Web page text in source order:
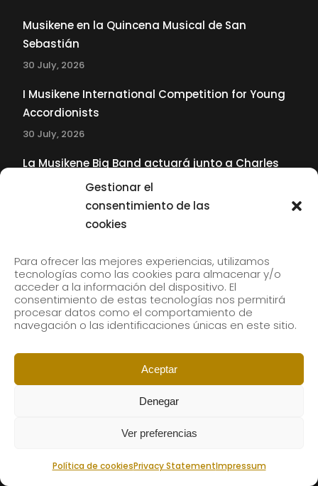
Gestionar el
consentimiento de las
cookies
Para ofrecer las mejores experiencias, utilizamos
tecnologías como las cookies para almacenar y/o
acceder a la información del dispositivo. El
consentimiento de estas tecnologías nos permitirá
procesar datos como el comportamiento de
navegación o las identificaciones únicas en este sitio.
Aceptar
Denegar
Ver preferencias
Política de cookiesPrivacy StatementImpressum
Musikene en la Quincena Musical de San
Sebastián
30 July, 2026
I Musikene International Competition for Young
Accordionists
30 July, 2026
La Musikene Big Band actuará junto a Charles
Tolliver en el 61 Jazzaldia
Subscribe to our newsletter to receive our news by
email.